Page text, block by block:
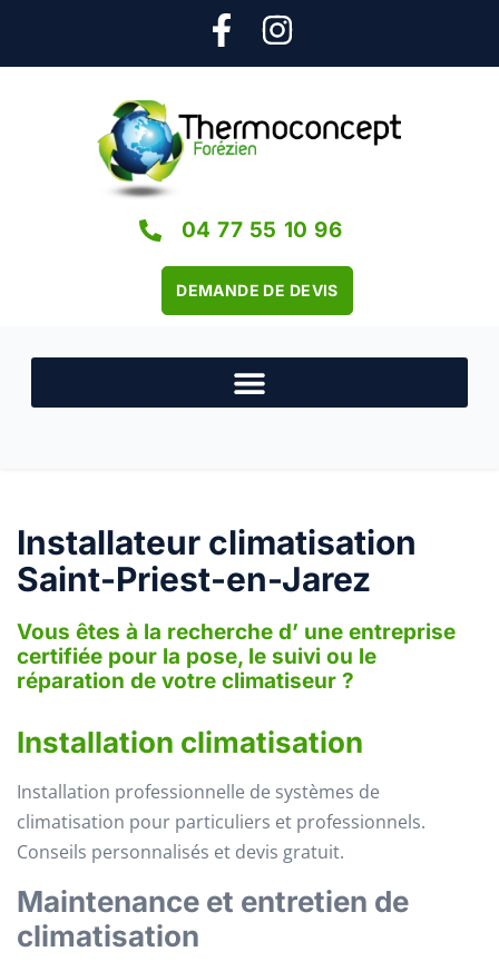
04 77 55 10 96
DEMANDE DE DEVIS
Installateur climatisation
Saint-Priest-en-Jarez
Vous êtes à la recherche d’ une entreprise
certifiée pour la pose, le suivi ou le
réparation de votre climatiseur ?
Installation climatisation
Installation professionnelle de systèmes de
climatisation pour particuliers et professionnels.
Conseils personnalisés et devis gratuit.
Maintenance et entretien de
climatisation